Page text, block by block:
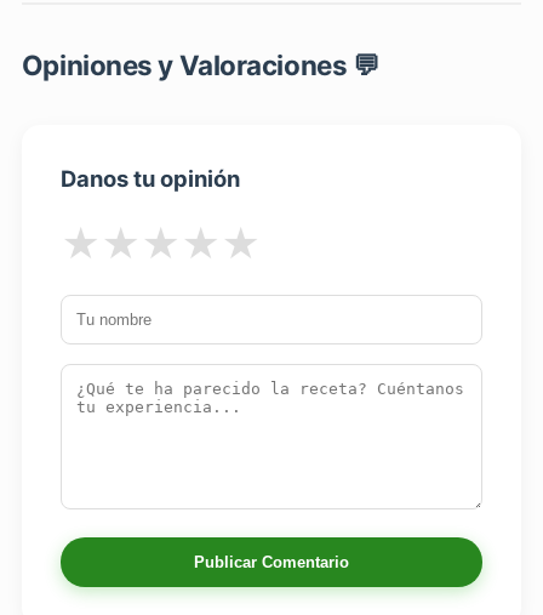
Opiniones y Valoraciones 💬
Danos tu opinión
★
★
★
★
★
Publicar Comentario